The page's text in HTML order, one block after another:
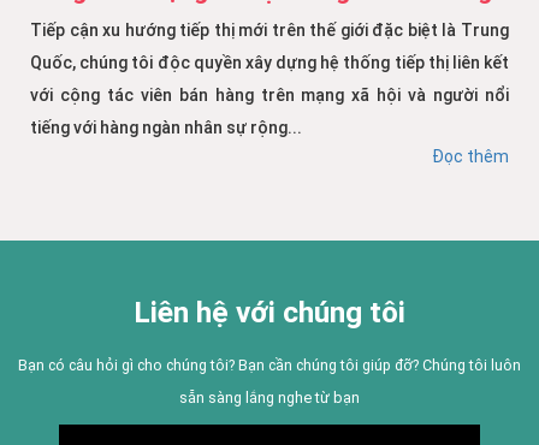
Tiếp cận xu hướng tiếp thị mới trên thế giới đặc biệt là Trung
Quốc, chúng tôi độc quyền xây dựng hệ thống tiếp thị liên kết
với cộng tác viên bán hàng trên mạng xã hội và người nổi
tiếng với hàng ngàn nhân sự rộng...
Đọc thêm
Liên hệ với chúng tôi
Bạn có câu hỏi gì cho chúng tôi? Bạn cần chúng tôi giúp đỡ? Chúng tôi luôn
sẵn sàng lắng nghe từ bạn